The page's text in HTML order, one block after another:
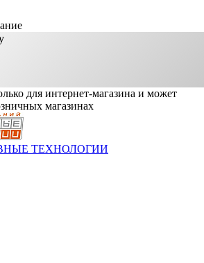
для интернет-магазина и может
магазинах
ТЕХНОЛОГИИ